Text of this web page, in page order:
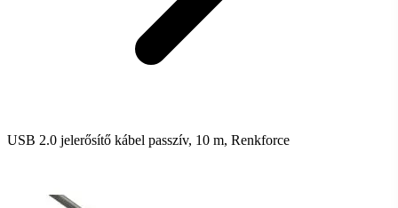
USB 2.0 jelerősítő kábel passzív, 10 m, Renkforce